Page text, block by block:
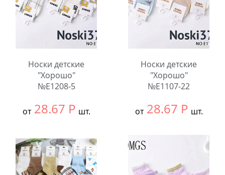
Носки детские
"Хорошо"
№E1208-5
от 28.67 Р шт.
12
В упаковке:
10
шт.
Носки детские
"Хорошо"
№E1107-22
от 28.67 Р шт.
12
шт.